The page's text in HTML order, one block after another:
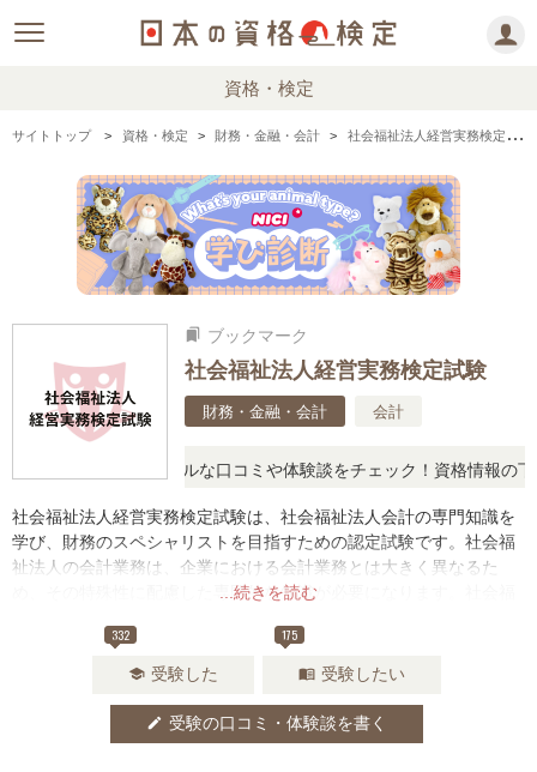
資格・検定
サイトトップ 資格・検定 財務・金融・会計 社会福祉法人経営実務検定試験の情報まとめ・口コミ・体験談
bookmarks ブックマーク
社会福祉法人経営実務検定試験
財務・金融・会計 会計
に思ったら、リアルな口コミや体験談をチェック！資格情報の下か
...続きを読む
社会福祉法人経営実務検定試験は、社会福祉法人会計の専門知識を
学び、財務のスペシャリストを目指すための認定試験です。社会福
祉法人の会計業務は、企業における会計業務とは大きく異なるた
め、その特殊性に配慮した専門的な知識が必要になります。社会福
332
school 受験した
175
menu_book 受験したい
edit 受験の口コミ・体験談を書く